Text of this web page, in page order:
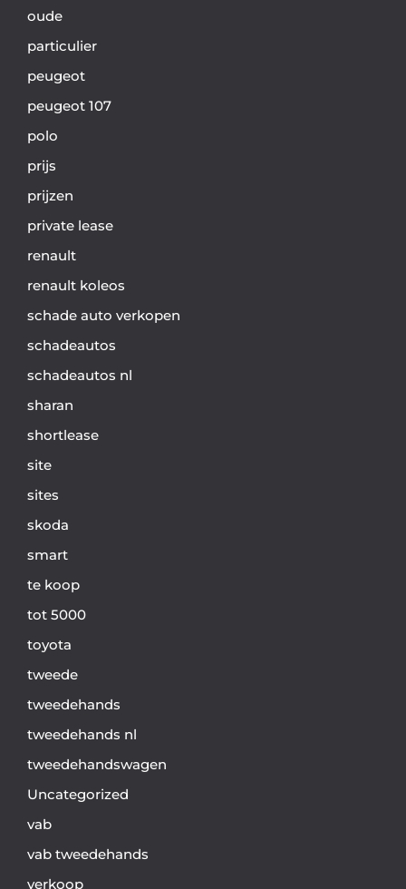
oude
particulier
peugeot
peugeot 107
polo
prijs
prijzen
private lease
renault
renault koleos
schade auto verkopen
schadeautos
schadeautos nl
sharan
shortlease
site
sites
skoda
smart
te koop
tot 5000
toyota
tweede
tweedehands
tweedehands nl
tweedehandswagen
Uncategorized
vab
vab tweedehands
verkoop